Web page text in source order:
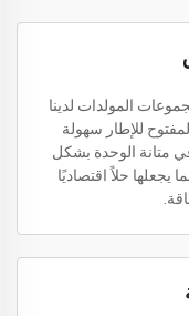
المولدات لدينا
للإطار سهولة
متانة الوحدة بشكل
يجعلها حلاً اقتصاديًا